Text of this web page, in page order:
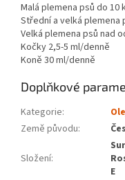
Malá plemena psů do 10
Střední a velká plemena
Velká plemena psů nad
Kočky 2,5-5 ml/denně
Koně 30 ml/denně
Doplňkové
Kategorie:
Země původu:
Složení:
E